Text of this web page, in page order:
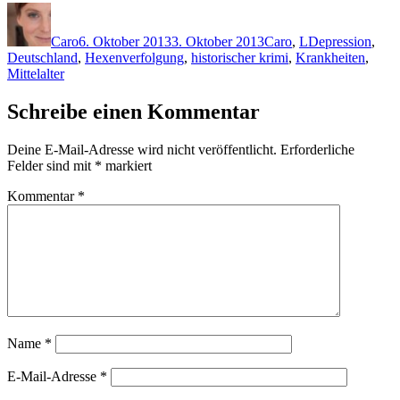
Autor
Caro6. Oktober 20133. Oktober 2013Caro, LDepression,
Deutschland, Hexenverfolgung, historischer krimi, Krankheiten,
Mittelalter
Schreibe einen Kommentar
Deine E-Mail-Adresse wird nicht veröffentlicht. Erforderliche
Felder sind mit * markiert
Kommentar *
Name *
E-Mail-Adresse *